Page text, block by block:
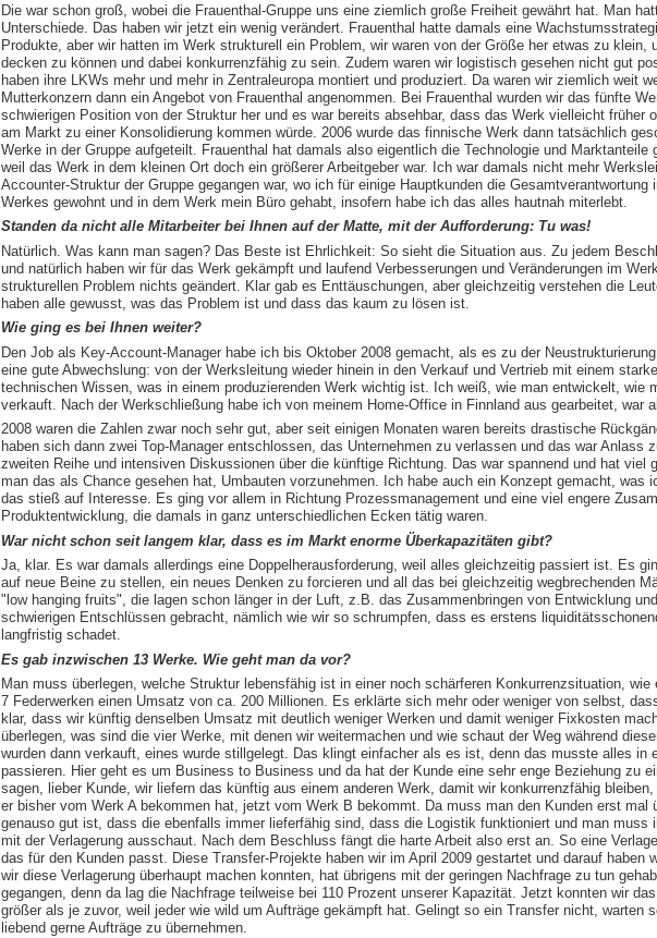
Die war schon groß, wobei die Frauenthal-Gruppe uns eine ziemlich große Freiheit gewährt hat. Man
Unterschiede. Das haben wir jetzt ein wenig verändert. Frauenthal hatte damals eine
Produkte, aber wir hatten im Werk strukturell ein Problem, wir waren von der Größe her etwas zu
decken zu können und dabei konkurrenzfähig zu sein. Zudem waren wir logistisch gesehen nicht gut
haben ihre LKWs mehr und mehr in Zentraleuropa montiert und produziert. Da waren wir ziemlich weit
Mutterkonzern dann ein Angebot von Frauenthal angenommen. Bei Frauenthal wurden wir das fünfte
schwierigen Position von der Struktur her und es war bereits absehbar, dass das Werk vielleicht früher
am Markt zu einer Konsolidierung kommen würde. 2006 wurde das finnische Werk dann tatsächlich
Werke in der Gruppe aufgeteilt. Frauenthal hat damals also eigentlich die Technologie und Marktanteile
weil das Werk in dem kleinen Ort doch ein größerer Arbeitgeber war. Ich war damals nicht mehr
Accounter-Struktur der Gruppe gegangen war, wo ich für einige Hauptkunden die
Werkes gewohnt und in dem Werk mein Büro gehabt, insofern habe ich das alles hautnah miterlebt.
Standen da nicht alle Mitarbeiter bei Ihnen auf der Matte, mit der Aufforderung: Tu was!
Natürlich. Was kann man sagen? Das Beste ist Ehrlichkeit: So sieht die Situation aus. Zu jedem
und natürlich haben wir für das Werk gekämpft und laufend Verbesserungen und Veränderungen im
strukturellen Problem nichts geändert. Klar gab es Enttäuschungen, aber gleichzeitig verstehen die
haben alle gewusst, was das Problem ist und dass das kaum zu lösen ist.
Wie ging es bei Ihnen weiter?
Den Job als Key-Account-Manager habe ich bis Oktober 2008 gemacht, als es zu der
eine gute Abwechslung: von der Werksleitung wieder hinein in den Verkauf und Vertrieb mit einem
technischen Wissen, was in einem produzierenden Werk wichtig ist. Ich weiß, wie man entwickelt, wie
verkauft. Nach der Werkschließung habe ich von meinem Home-Office in Finnland aus gearbeitet, war
2008 waren die Zahlen zwar noch sehr gut, aber seit einigen Monaten waren bereits drastische
haben sich dann zwei Top-Manager entschlossen, das Unternehmen zu verlassen und das war Anlass
zweiten Reihe und intensiven Diskussionen über die künftige Richtung. Das war spannend und hat viel
man das als Chance gesehen hat, Umbauten vorzunehmen. Ich habe auch ein Konzept gemacht, was
das stieß auf Interesse. Es ging vor allem in Richtung Prozessmanagement und eine viel engere
Produktentwicklung, die damals in ganz unterschiedlichen Ecken tätig waren.
War nicht schon seit langem klar, dass es im Markt enorme Überkapazitäten gibt?
Ja, klar. Es war damals allerdings eine Doppelherausforderung, weil alles gleichzeitig passiert ist. Es
auf neue Beine zu stellen, ein neues Denken zu forcieren und all das bei gleichzeitig wegbrechenden
"low hanging fruits", die lagen schon länger in der Luft, z.B. das Zusammenbringen von Entwicklung
schwierigen Entschlüssen gebracht, nämlich wie wir so schrumpfen, dass es erstens
langfristig schadet.
Es gab inzwischen 13 Werke. Wie geht man da vor?
Man muss überlegen, welche Struktur lebensfähig ist in einer noch schärferen Konkurrenzsituation,
7 Federwerken einen Umsatz von ca. 200 Millionen. Es erklärte sich mehr oder weniger von selbst,
klar, dass wir künftig denselben Umsatz mit deutlich weniger Werken und damit weniger Fixkosten
überlegen, was sind die vier Werke, mit denen wir weitermachen und wie schaut der Weg während
wurden dann verkauft, eines wurde stillgelegt. Das klingt einfacher als es ist, denn das musste alles in
passieren. Hier geht es um Business to Business und da hat der Kunde eine sehr enge Beziehung zu
sagen, lieber Kunde, wir liefern das künftig aus einem anderen Werk, damit wir konkurrenzfähig
er bisher vom Werk A bekommen hat, jetzt vom Werk B bekommt. Da muss man den Kunden erst mal
genauso gut ist, dass die ebenfalls immer lieferfähig sind, dass die Logistik funktioniert und man muss
mit der Verlagerung ausschaut. Nach dem Beschluss fängt die harte Arbeit also erst an. So eine
das für den Kunden passt. Diese Transfer-Projekte haben wir im April 2009 gestartet und darauf
wir diese Verlagerung überhaupt machen konnten, hat übrigens mit der geringen Nachfrage zu tun
gegangen, denn da lag die Nachfrage teilweise bei 110 Prozent unserer Kapazität. Jetzt konnten wir
größer als je zuvor, weil jeder wie wild um Aufträge gekämpft hat. Gelingt so ein Transfer nicht, warten
liebend gerne Aufträge zu übernehmen.